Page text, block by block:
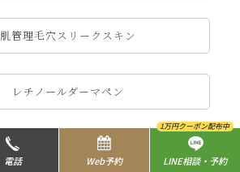
肌管理毛穴スリークスキン
レチノールダーマペン
グロウHIFUプラス
0120-741-901
羽村院
0120-042-570
電話 Web予約 LINE相談・予約
1万円クーポン配布中